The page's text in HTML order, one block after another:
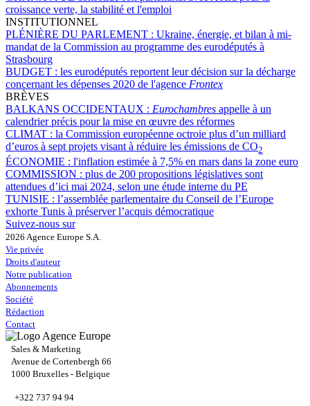
croissance verte, la stabilité et l'emploi
INSTITUTIONNEL
PLÉNIÈRE DU PARLEMENT : Ukraine, énergie, et bilan à mi-
mandat de la Commission au programme des eurodéputés à
Strasbourg
BUDGET : les eurodéputés reportent leur décision sur la décharge
concernant les dépenses 2020 de l'agence Frontex
BRÈVES
BALKANS OCCIDENTAUX : Eurochambres appelle à un
calendrier précis pour la mise en œuvre des réformes
CLIMAT : la Commission européenne octroie plus d’un milliard
d’euros à sept projets visant à réduire les émissions de CO2
ÉCONOMIE : l'inflation estimée à 7,5% en mars dans la zone euro
COMMISSION : plus de 200 propositions législatives sont
attendues d’ici mai 2024, selon une étude interne du PE
TUNISIE : l’assemblée parlementaire du Conseil de l’Europe
exhorte Tunis à préserver l’acquis démocratique
Suivez-nous sur
2026 Agence Europe S.A.
Vie privée
Droits d'auteur
Notre publication
Abonnements
Société
Rédaction
Contact
Sales & Marketing
Avenue de Cortenbergh 66
1000 Bruxelles - Belgique
+322 737 94 94